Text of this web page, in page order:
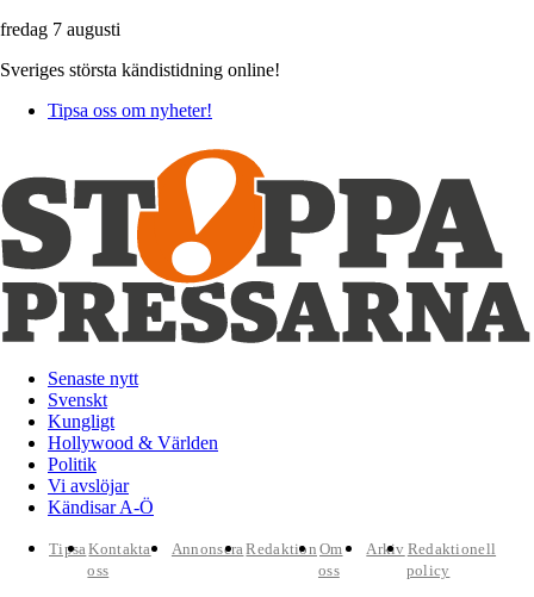
fredag 7 augusti
Sveriges största kändistidning online!
Tipsa oss om nyheter!
Senaste nytt
Svenskt
Kungligt
Hollywood & Världen
Politik
Vi avslöjar
Kändisar A-Ö
TipsaKontakta
oss
AnnonseraRedaktion Om
oss
Arkiv Redaktionell
policy